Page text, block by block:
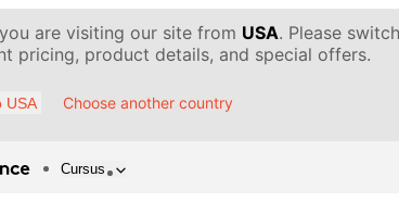
are visiting our site from USA. Please
pricing, product details, and special offers.
USA Choose another country
Cursus